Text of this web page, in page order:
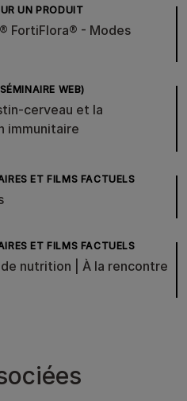
UN PRODUIT
FortiFlora® - Modes
WEB)
cerveau et la
immunitaire
ET FILMS FACTUELS
ET FILMS FACTUELS
de nutrition | À la rencontre